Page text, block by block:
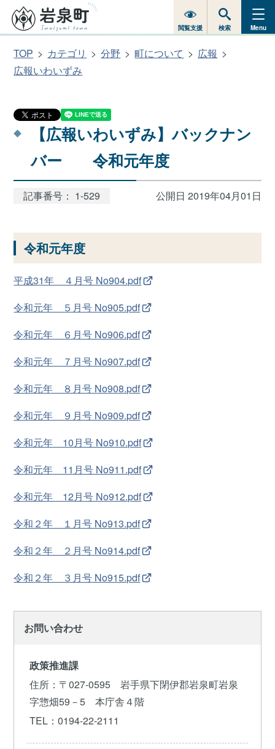
閲覧支援 検索 Menu
TOP カテゴリ 分野 町について
広報
広報いわいずみ
【広報いわいずみ】バックナン
バー 令和元年度
記事番号： 1-529 公開日 2019年04月01日
令和元年度
平成31年 ４月号 No904.pdf
令和元年 ５月号 No905.pdf
令和元年 ６月号 No906.pdf
令和元年 ７月号 No907.pdf
令和元年 ８月号 No908.pdf
令和元年 ９月号 No909.pdf
令和元年 10月号 No910.pdf
令和元年 11月号 No911.pdf
令和元年 12月号 No912.pdf
令和２年 １月号 No913.pdf
令和２年 ２月号 No914.pdf
令和２年 ３月号 No915.pdf
お問い合わせ
政策推進課
住所 ：〒027-0595 岩手県下閉伊郡岩泉町岩泉
字惣畑59－5 本庁舎４階
TEL ：0194-22-2111